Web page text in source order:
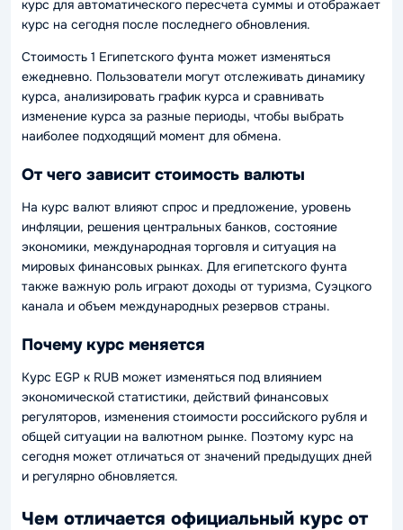
курс для автоматического пересчета суммы и отображает
курс на сегодня после последнего обновления.
Стоимость 1 Египетского фунта может изменяться
ежедневно. Пользователи могут отслеживать динамику
курса, анализировать график курса и сравнивать
изменение курса за разные периоды, чтобы выбрать
наиболее подходящий момент для обмена.
От чего зависит стоимость валюты
На курс валют влияют спрос и предложение, уровень
инфляции, решения центральных банков, состояние
экономики, международная торговля и ситуация на
мировых финансовых рынках. Для египетского фунта
также важную роль играют доходы от туризма, Суэцкого
канала и объем международных резервов страны.
Почему курс меняется
Курс EGP к RUB может изменяться под влиянием
экономической статистики, действий финансовых
регуляторов, изменения стоимости российского рубля и
общей ситуации на валютном рынке. Поэтому курс на
сегодня может отличаться от значений предыдущих дней
и регулярно обновляется.
Чем отличается официальный курс от